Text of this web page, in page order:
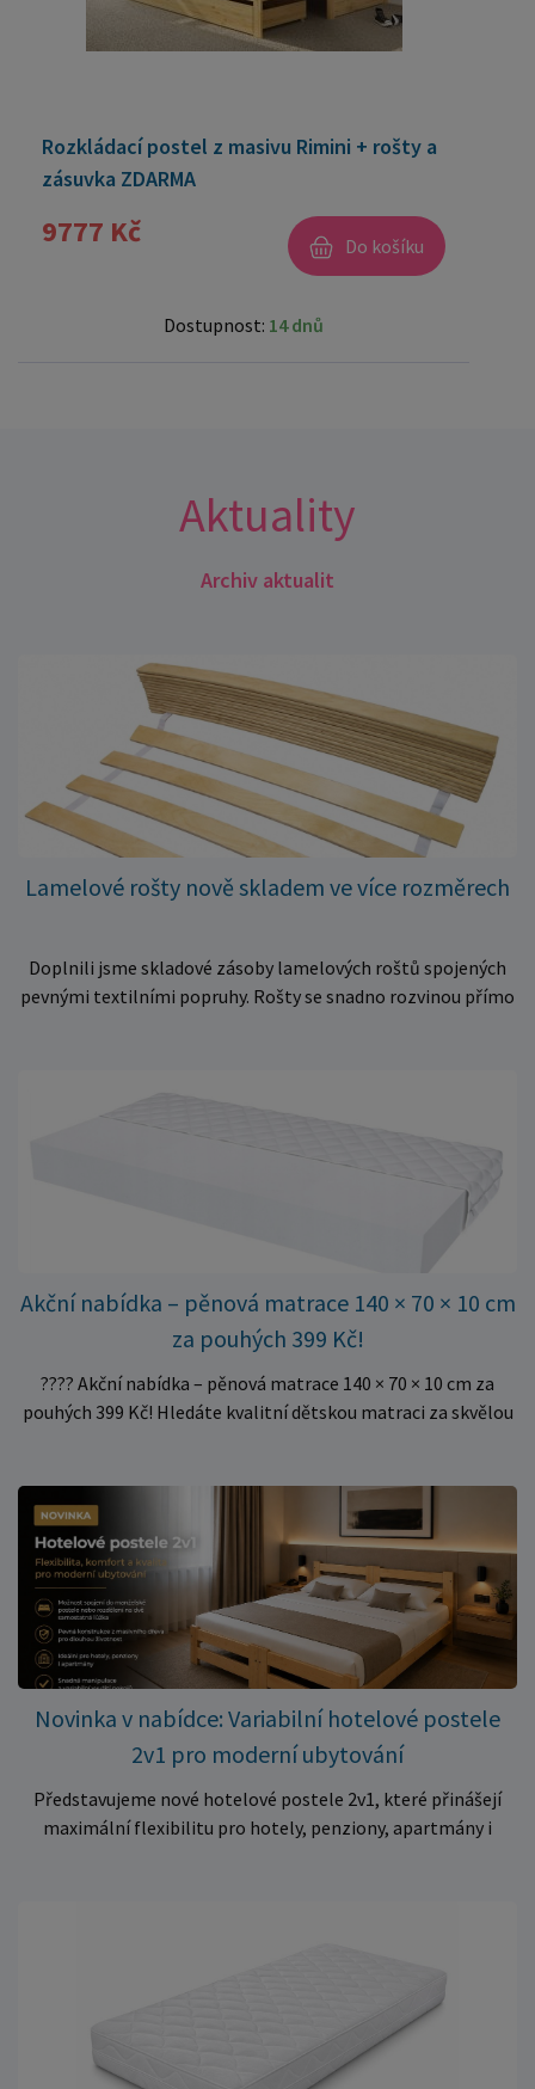
Rozkládací postel z masivu Rimini + rošty a
zásuvka ZDARMA
9777 Kč Do košíku
Dostupnost: 14 dnů
Aktuality
Archiv aktualit
Lamelové rošty nově skladem ve více rozměrech
Doplnili jsme skladové zásoby lamelových roštů spojených
pevnými textilními popruhy. Rošty se snadno rozvinou přímo
množství kusů, proto můžeme objednávky rychle expedovat.
Vyberte si vhodný rozměr a dopřejte své matraci kvalitní
podklad za výhodnou cenu.
Akční nabídka – pěnová matrace 140 × 70 × 10 cm
za pouhých 399 Kč!
???? Akční nabídka – pěnová matrace 140 × 70 × 10 cm za
pouhých 399 Kč! Hledáte kvalitní dětskou matraci za skvělou
✅ Pohodlné pěnové jádro pro komfortní spánek dítěte ✅
Skvělá volba do dětských postýlek ✅ Výjimečně výhodná cena
– jen 399 Kč Využijte této mimořádné nabídky a pořiďte
kvalitní matraci za cenu, která patří k nejvýhodnějším na
trhu. Akce platí pouze do vyprodání zásob. Nakupujte chytře a
ušetřete!
Novinka v nabídce: Variabilní hotelové postele
2v1 pro moderní ubytování
Představujeme nové hotelové postele 2v1, které přinášejí
maximální flexibilitu pro hotely, penziony, apartmány i
stabilitu a dlouhou životnost. Robustní konstrukce z
kvalitního masivního dřeva zajistí spolehlivé používání i při
každodenním zatížení v komerčních provozech. Hlavní